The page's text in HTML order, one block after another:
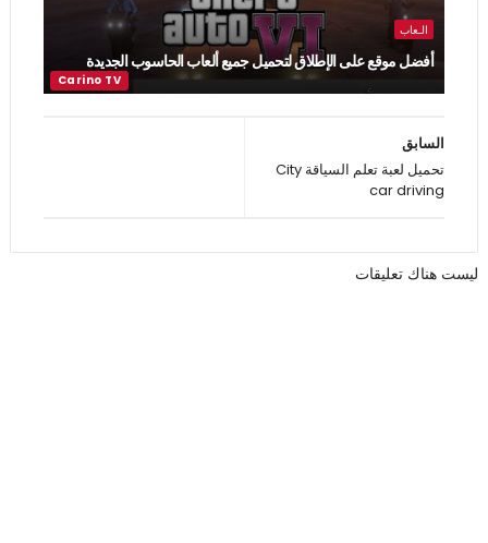
الـعاب
أفضل موقع على الإطلاق لتحميل جميع ألعاب الحاسوب الجديدة
السابق
تحميل لعبة تعلم السياقة City
car driving
ليست هناك تعليقات